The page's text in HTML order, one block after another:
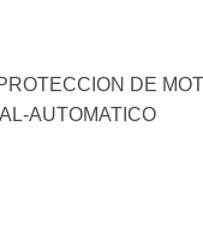
DE
AUTOMATICO